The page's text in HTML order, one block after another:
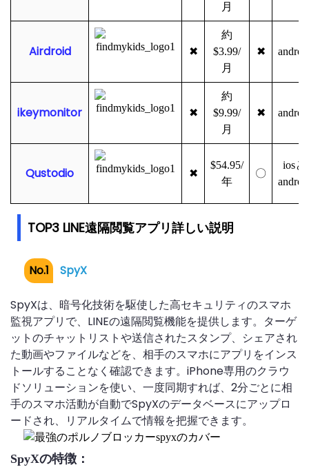
月
Airdroid ✖
約
$3.99/
月
✖
ikeymonitor ✖
約
$9.99/
月
✖
Qustodio ✖
$54.95/
年
〇
iosと
TOP3 LINE遠隔閲覧アプリ詳しい説明
No.1 SpyX
SpyXは、暗号化技術を駆使した高セキュリティのスマホ
監視アプリで、LINEの遠隔閲覧機能を提供します。ターゲ
ットのチャットリストや送信されたスタンプ、シェアされ
た動画やファイルなどを、相手のスマホにアプリをインス
トールすることなく確認できます。iPhone専用のクラウ
ドソリューションを使い、一度同期すれば、2分ごとに相
手のスマホ活動が自動でSpyXのデータベースにアップロ
ードされ、リアルタイムで情報を把握できます。
SpyXの特徴：